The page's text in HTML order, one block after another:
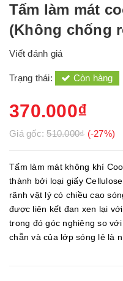
Tấm làm mát
(Không chống
Viết đánh giá
Trạng thái: Còn hàng
370.000₫
Giá gốc:510.000₫ (-27%)
Tấm làm mát không khí
thành bởi loại giấy
rãnh vật lý có chiều cao
được liên kết đan xen lại
trong đó góc nghiêng so
chẵn và của lớp sóng lẻ là